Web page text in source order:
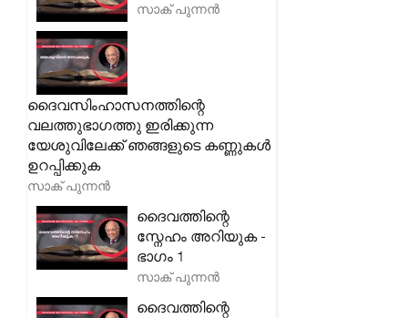
സാക് പുന്നൻ
ദൈവസിംഹാസനത്തിന്റെ
വലത്തുഭാഗത്തു ഇരിക്കുന്ന
യേശുവിലേക്ക് ഞങ്ങളുടെ കണ്ണുകൾ
ഉറപ്പിക്കുക
സാക് പുന്നൻ
ദൈവത്തിന്റെ
സ്നേഹം അറിയുക -
ഭാഗം 1
സാക് പുന്നൻ
ദൈവത്തിന്റെ